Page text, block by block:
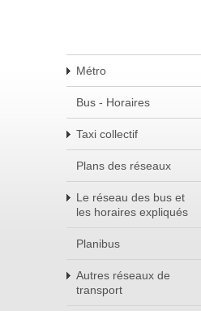
Métro
Bus - Horaires
Taxi collectif
Plans des réseaux
Le réseau des bus et
les horaires expliqués
Planibus
Autres réseaux de
transport